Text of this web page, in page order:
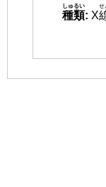
種類
しゅるい
: X
せ